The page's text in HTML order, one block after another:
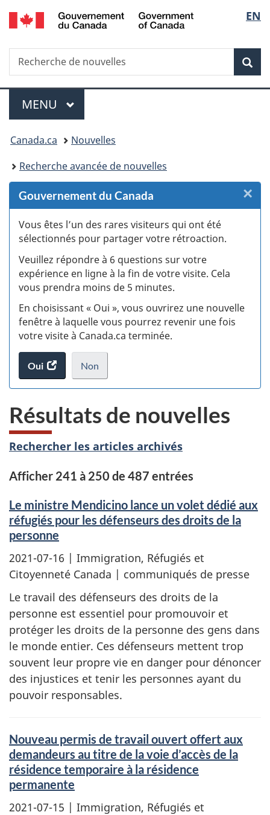
Passer
au
Passer
au
Passer
à
du
Passer
à
simplifiée
de
la
EN
Recherche
Recherche
de
Menu
MENU PRINCIPAL
Vous
êtes
ici :
Canada.ca
Nouvelles
Recherche avancée de nouvelles
Gouvernement du Canada
Vous êtes l’un des rares visiteurs qui ont été
sélectionnés pour partager votre rétroaction.
Veuillez répondre à 6 questions sur votre
expérience en ligne à la fin de votre visite. Cela
vous prendra moins de 5 minutes.
En choisissant « Oui », vous ouvrirez une nouvelle
fenêtre à laquelle vous pourrez revenir une fois
votre visite à Canada.ca terminée.
Oui
accéder
au
Non
je
pas
au
du
web,
.
×
Résultats de nouvelles
Rechercher les articles archivés
Afficher 241 à 250 de 487 entrées
Le ministre Mendicino lance un volet dédié aux
réfugiés pour les défenseurs des droits de la
personne
2021-07-16 | Immigration, Réfugiés et
Citoyenneté Canada | communiqués de presse
Le travail des défenseurs des droits de la
personne est essentiel pour promouvoir et
protéger les droits de la personne des gens dans
le monde entier. Ces défenseurs mettent trop
souvent leur propre vie en danger pour dénoncer
des injustices et tenir les personnes ayant du
pouvoir responsables.
Nouveau permis de travail ouvert offert aux
demandeurs au titre de la voie d’accès de la
résidence temporaire à la résidence
permanente
2021-07-15 | Immigration, Réfugiés et